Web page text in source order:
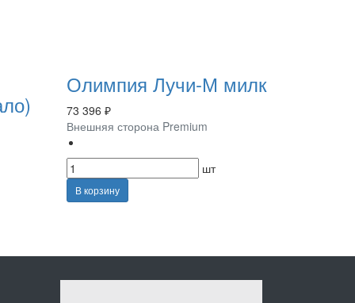
Олимпия Лучи-М милк
73 396 ₽
Внешняя сторона Premium
шт
В корзину